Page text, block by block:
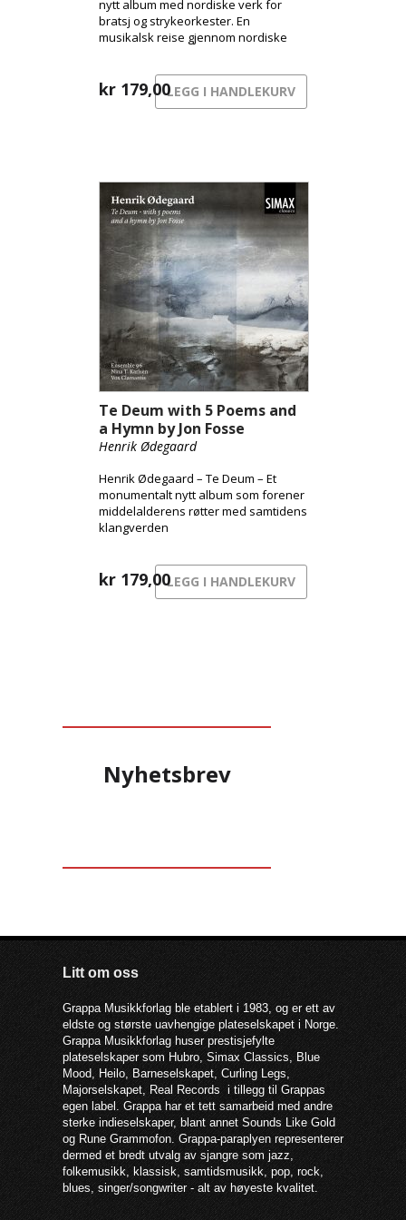
nytt album med nordiske verk for
bratsj og strykeorkester. En
musikalsk reise gjennom nordiske
sorgens stille sang.
kr 179,00LEGG I HANDLEKURV
Te Deum with 5 Poems and
a Hymn by Jon Fosse
Henrik Ødegaard
Henrik Ødegaard – Te Deum – Et
monumentalt nytt album som forener
middelalderens røtter med samtidens
klangverden
kr 179,00LEGG I HANDLEKURV
Nyhetsbrev
Litt om oss
Grappa Musikkforlag ble etablert i 1983, og er ett av
eldste og største uavhengige plateselskapet i Norge.
Grappa Musikkforlag huser prestisjefylte
plateselskaper som Hubro, Simax Classics, Blue
Mood, Heilo, Barneselskapet, Curling Legs,
Majorselskapet, Real Records i tillegg til Grappas
egen label. Grappa har et tett samarbeid med andre
sterke indieselskaper, blant annet Sounds Like Gold
og Rune Grammofon. Grappa-paraplyen representerer
dermed et bredt utvalg av sjangre som jazz,
folkemusikk, klassisk, samtidsmusikk, pop, rock,
blues, singer/songwriter - alt av høyeste kvalitet.